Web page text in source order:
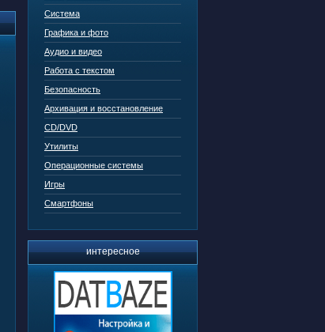
Система
Графика и фото
Аудио и видео
Работа с текстом
Безопасность
Архивация и восстановление
CD/DVD
Утилиты
Операционные системы
Игры
Смартфоны
интересное